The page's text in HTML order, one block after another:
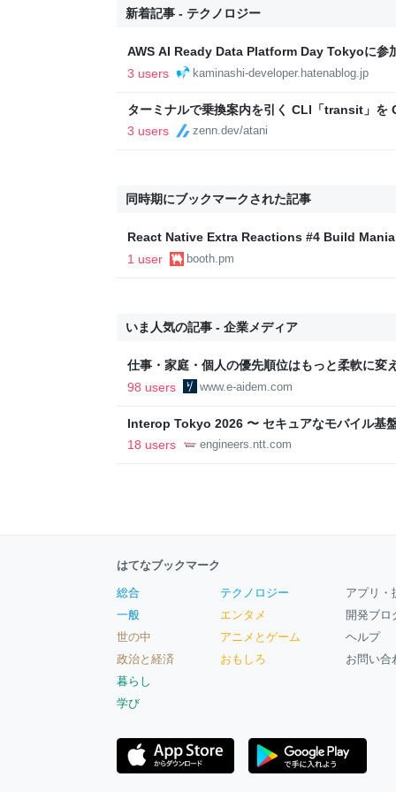
新着記事 - テクノロジー
AWS AI Ready Data Platform Day Tokyoに参
エンジニアブログ
3 users kaminashi-developer.hatenablog.jp
ターミナルで乗換案内を引く CLI「transit」を
3 users
zenn.dev/atani
同時期にブックマークされた記事
React Native Extra Reactions #4 Build
1 user
booth.pm
いま人気の記事 - 企業メディア
仕事・家庭・個人の優先順位はもっと柔軟に変
後の自分に伝えたいこと - りっすん by イーア
98 users www.e-aidem.com
Interop Tokyo 2026 〜 セキュアなモバイル基
への取り組み 〜 - NTT docomo Business
18 users engineers.ntt.com
はてなブックマーク
総合
一般
世の中
政治と経済
暮らし
学び
テクノロジー
エンタメ
アニメとゲーム
おもしろ
アプリ・
開発ブロ
ヘルプ
お問い合